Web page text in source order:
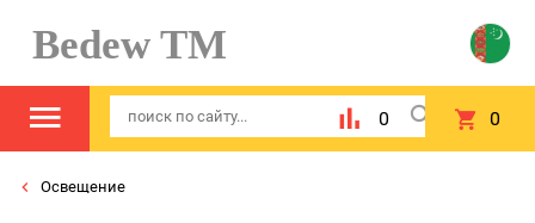
Bedew TM
0 0
Освещение